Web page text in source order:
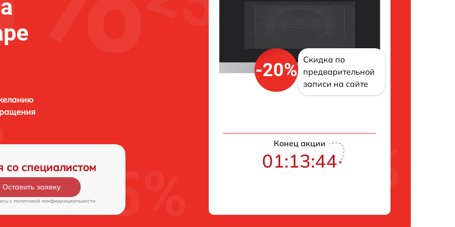
со специалистом
Оставить заявку
c политикой конфиденциальности
-20%
Скидка по
предварительной
записи на сайте
Конец акции
01:13:43